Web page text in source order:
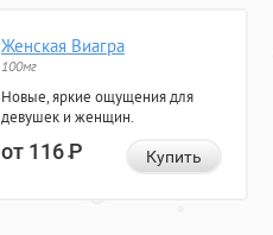
Женская Виагра
100мг
Новые, яркие ощущения для
девушек и женщин.
от 116Р Купить